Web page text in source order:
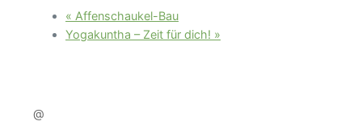
« Affenschaukel-Bau
Yogakuntha – Zeit für dich! »
@